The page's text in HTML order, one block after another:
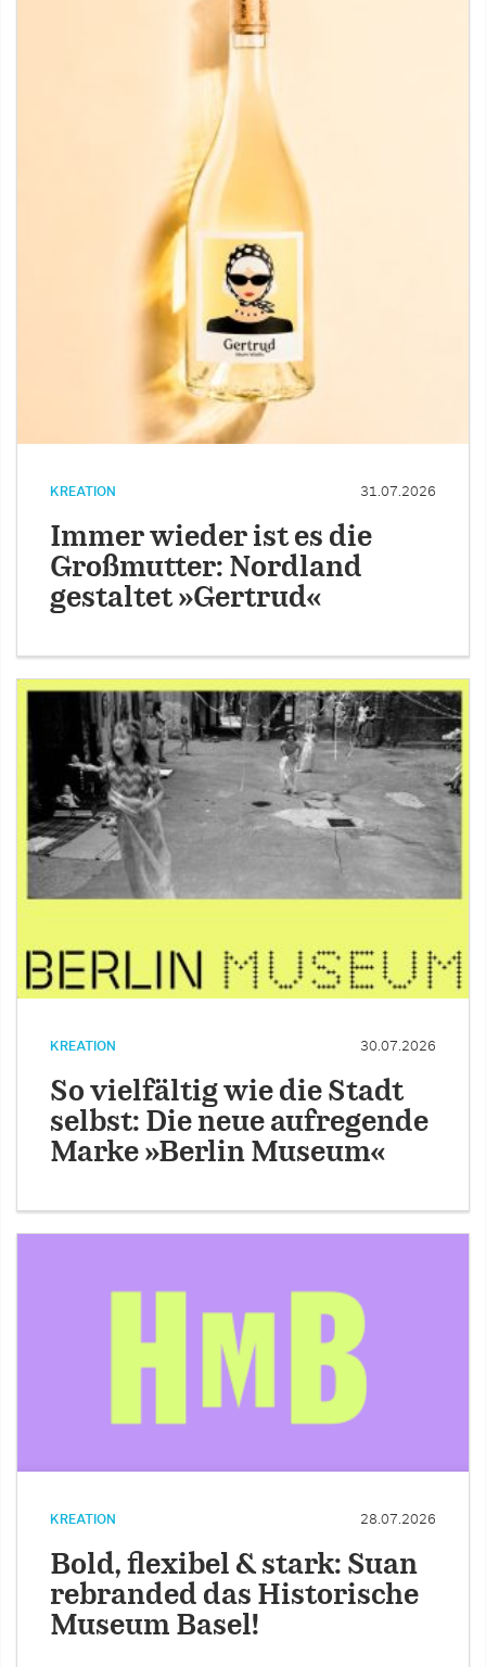
KREATION 31.07.2026
Immer wieder ist es die
Großmutter: Nordland
gestaltet »Gertrud«
KREATION 30.07.2026
So vielfältig wie die Stadt
selbst: Die neue aufregende
Marke »Berlin Museum«
KREATION 28.07.2026
Bold, flexibel & stark: Suan
rebranded das Historische
Museum Basel!